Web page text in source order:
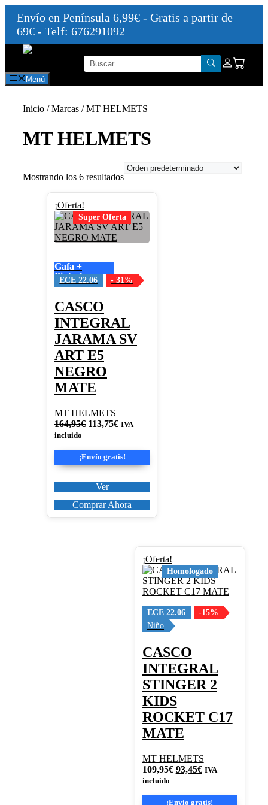
Envío en Península 6,99€ - Gratis a partir de
69€ - Telf: 676291092
Saltar
contenido
Menú
Inicio / Marcas / MT HELMETS
MT HELMETS
Mostrando los 6 resultados
¡Oferta!
Super Oferta
Gafa +
Pinlock
ECE 22.06 - 31%
CASCO
INTEGRAL
JARAMA SV
ART E5
NEGRO
MATE
MT HELMETS
164,95€ El
era:
164,95€.
113,75€El
es:
113,75€.
IVA
incluido
¡Envío gratis!
Ver
Este
producto
tiene
múltiples
opciones
se
elegir
en
página
de
producto
Comprar Ahora
¡Oferta!
Homologado
ECE 22.06
-15%
Niño
CASCO
INTEGRAL
STINGER 2
KIDS
ROCKET C17
MATE
MT HELMETS
109,95€ El
era:
93,45€El
es:
IVA
incluido
¡Envío gratis!
Este
producto
tiene
múltiples
Las
opciones
se
pueden
elegir
en
la
página
de
producto